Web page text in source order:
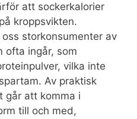
att sockerkalorier
kroppsvikten.
storkonsumenter av
ofta ingår, som
vilka inte
Av praktisk
går att komma i
till och med,